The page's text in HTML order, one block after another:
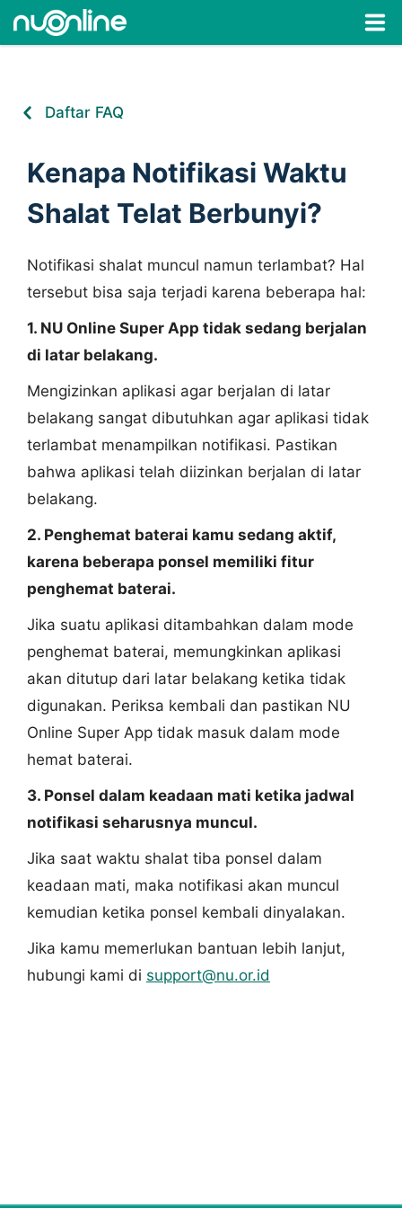
FAQ
Privacy Policy
Daftar FAQ
Kenapa Notifikasi Waktu
Shalat Telat Berbunyi?
Notifikasi shalat muncul namun terlambat? Hal
tersebut bisa saja terjadi karena beberapa hal:
1. NU Online Super App tidak sedang berjalan
di latar belakang.
Mengizinkan aplikasi agar berjalan di latar
belakang sangat dibutuhkan agar aplikasi tidak
terlambat menampilkan notifikasi. Pastikan
bahwa aplikasi telah diizinkan berjalan di latar
belakang.
2. Penghemat baterai kamu sedang aktif,
karena beberapa ponsel memiliki fitur
penghemat baterai.
Jika suatu aplikasi ditambahkan dalam mode
penghemat baterai, memungkinkan aplikasi
akan ditutup dari latar belakang ketika tidak
digunakan. Periksa kembali dan pastikan NU
Online Super App tidak masuk dalam mode
hemat baterai.
3. Ponsel dalam keadaan mati ketika jadwal
notifikasi seharusnya muncul.
Jika saat waktu shalat tiba ponsel dalam
keadaan mati, maka notifikasi akan muncul
kemudian ketika ponsel kembali dinyalakan.
Jika kamu memerlukan bantuan lebih lanjut,
hubungi kami di support@nu.or.id